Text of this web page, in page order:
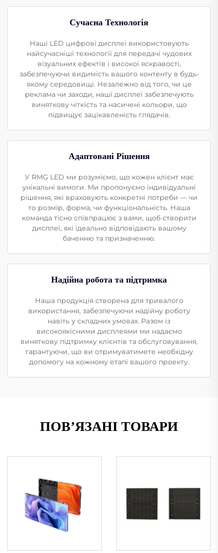
Сучасна Технологія
Наші LED цифрові дисплеї використовують
найсучасніші технології для передачі чудових
візуальних ефектів і високої яскравості,
забезпечуючи видимість вашого контенту в будь-
якому середовищі. Незалежно від того, чи це
реклама чи заходи, наші дисплеї забезпечують
виняткову чіткість та насичені кольори, що
підвищує зацікавленість глядачів.
Адаптовані Рішення
У RMG LED ми розуміємо, що кожен клієнт має
унікальні вимоги. Ми пропонуємо індивідуальні
рішення, які враховують конкретні потреби — чи
то розмір, форма, чи функціональність. Наша
команда тісно співпрацює з вами, щоб створити
дисплеї, які ідеально відповідають вашому
баченню та призначенню.
Надійна робота та підтримка
Наша продукція створена для тривалого
використання, забезпечуючи надійну роботу
навіть у складних умовах. Разом із
високоякісними дисплеями ми надаємо
виняткову підтримку клієнтів та обслуговування,
гарантуючи, що ви отримуватимете необхідну
допомогу на кожному етапі вашого проекту.
ПОВ’ЯЗАНІ ТОВАРИ